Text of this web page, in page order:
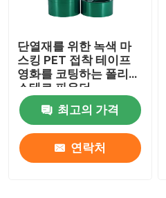
폴리이미드 점착 테이프
발포 접착제 테이프
MOPP 테이프
보호막 롤
단열재를 위한 녹색 마
스킹 PET 접착 테이프
영화를 코팅하는 폴리에
스테르 파우더
최고의 가격
연락처